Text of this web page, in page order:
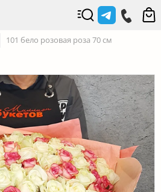
101 бело розовая роза 70 см